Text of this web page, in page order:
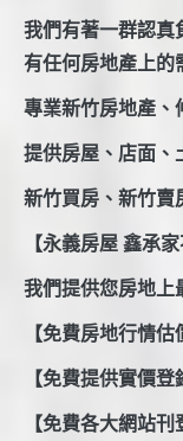
我們有著一群認真
有任何房地產上的
專業新竹房地產、
提供房屋、店面、
新竹買房、新竹賣
【永義房屋 鑫承
我們提供您房地上
【免費房地行情估
【免費提供實價登
【免費各大網站刊